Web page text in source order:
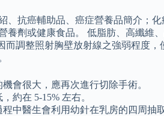
抗癌輔助品、癌症營養品簡介；
養劑或健康食品。 低脂肪、高纖
而調整照射胸壁放射線之強弱程
會很大，應再次進行切除手術。
約在 5-15% 左右。
中醫生會利用幼針在乳房的四周